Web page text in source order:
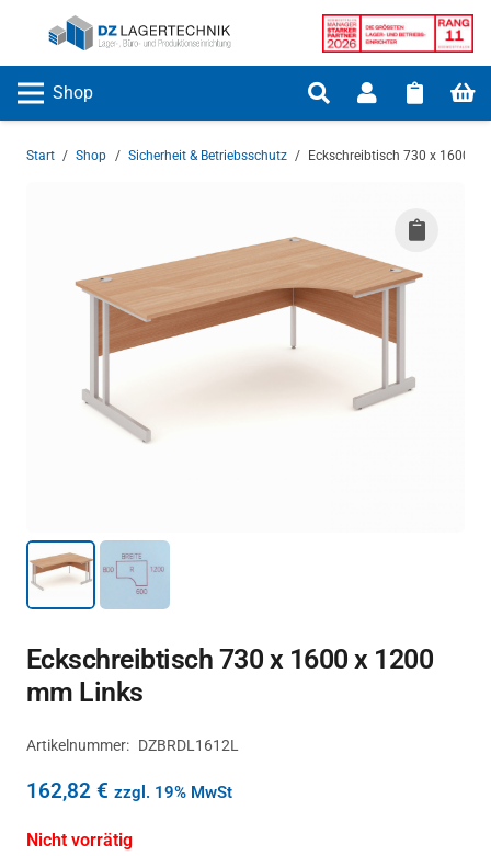
Shop
Start / Shop / Sicherheit & Betriebsschutz / Eckschreibtisch 730 x 1600 x
Eckschreibtisch 730 x 1600 x 1200
mm Links
Artikelnummer: DZBRDL1612L
162,82 € zzgl. 19% MwSt
Nicht vorrätig